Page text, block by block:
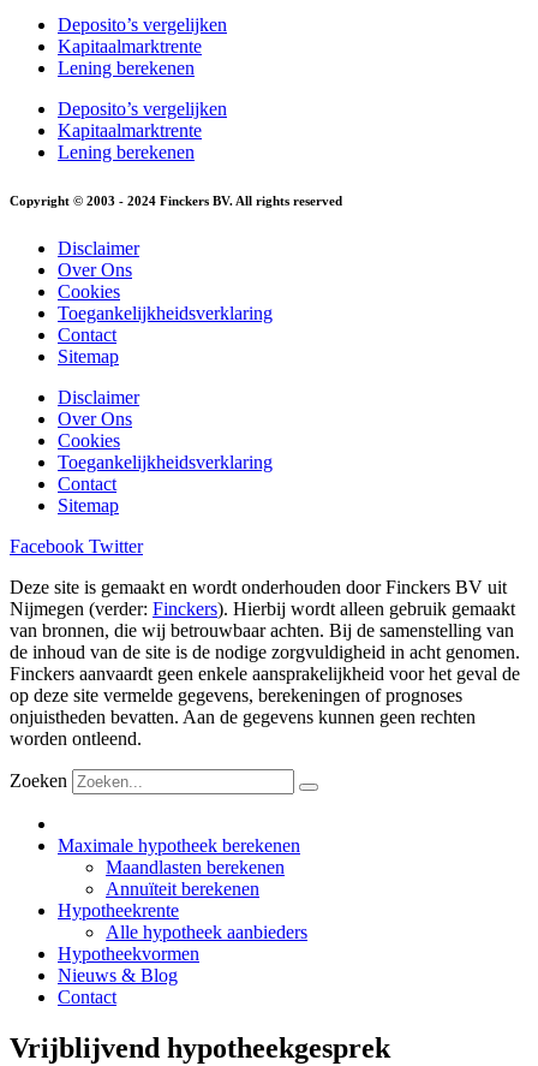
Deposito’s vergelijken
Kapitaalmarktrente
Lening berekenen
Deposito’s vergelijken
Kapitaalmarktrente
Lening berekenen
Copyright © 2003 - 2024 Finckers BV. All rights reserved
Disclaimer
Over Ons
Cookies
Toegankelijkheidsverklaring
Contact
Sitemap
Disclaimer
Over Ons
Cookies
Toegankelijkheidsverklaring
Contact
Sitemap
Facebook Twitter
Deze site is gemaakt en wordt onderhouden door Finckers BV uit
Nijmegen (verder: Finckers). Hierbij wordt alleen gebruik gemaakt
van bronnen, die wij betrouwbaar achten. Bij de samenstelling van
de inhoud van de site is de nodige zorgvuldigheid in acht genomen.
Finckers aanvaardt geen enkele aansprakelijkheid voor het geval de
op deze site vermelde gegevens, berekeningen of prognoses
onjuistheden bevatten. Aan de gegevens kunnen geen rechten
worden ontleend.
Zoeken
Maximale hypotheek berekenen
Maandlasten berekenen
Annuïteit berekenen
Hypotheekrente
Alle hypotheek aanbieders
Hypotheekvormen
Nieuws & Blog
Contact
Vrijblijvend hypotheekgesprek